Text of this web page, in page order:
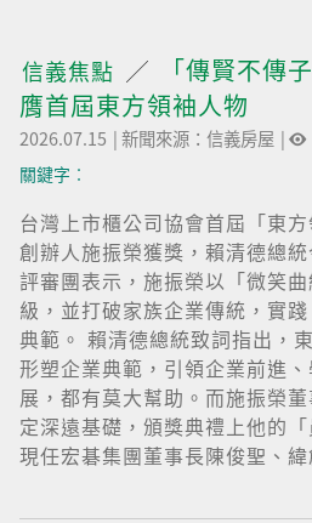
信義焦點
「傳賢不
膺首屆東方領袖人物
2026.07.15 |新聞來源：信義房屋 |
關鍵字︰
台灣上市櫃公司協會首屆「東
創辦人施振榮獲獎，賴清德總
評審團表示，施振榮以「微笑
級，並打破家族企業傳統，實
典範。 賴清德總統致詞指出，
形塑企業典範，引領企業前進
展，都有莫大幫助。而施振榮
定深遠基礎，頒獎典禮上他的
現任宏碁集團董事長陳俊聖、